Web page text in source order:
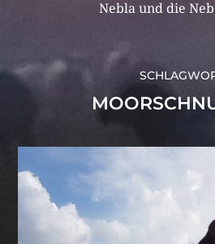
Nebla und die